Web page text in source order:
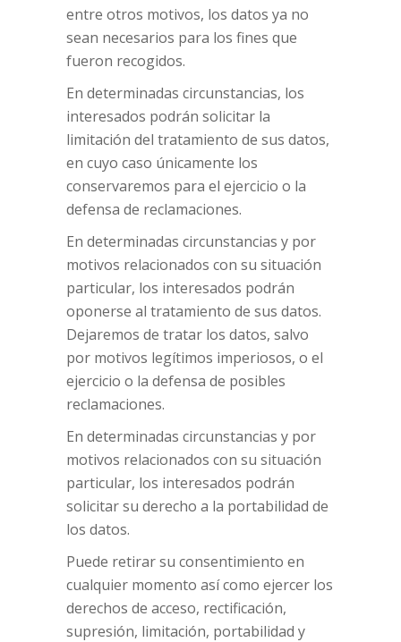
entre otros motivos, los datos ya no
sean necesarios para los fines que
fueron recogidos.
En determinadas circunstancias, los
interesados podrán solicitar la
limitación del tratamiento de sus datos,
en cuyo caso únicamente los
conservaremos para el ejercicio o la
defensa de reclamaciones.
En determinadas circunstancias y por
motivos relacionados con su situación
particular, los interesados podrán
oponerse al tratamiento de sus datos.
Dejaremos de tratar los datos, salvo
por motivos legítimos imperiosos, o el
ejercicio o la defensa de posibles
reclamaciones.
En determinadas circunstancias y por
motivos relacionados con su situación
particular, los interesados podrán
solicitar su derecho a la portabilidad de
los datos.
Puede retirar su consentimiento en
cualquier momento así como ejercer los
derechos de acceso, rectificación,
supresión, limitación, portabilidad y